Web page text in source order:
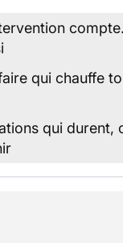
qui chauffe
qui durent,